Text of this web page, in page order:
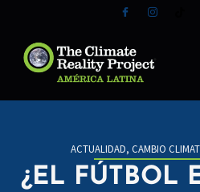
ACTUALIDAD, CAMBIO
¿EL FÚTBOL